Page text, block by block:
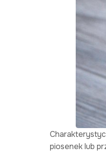
piosenek lub